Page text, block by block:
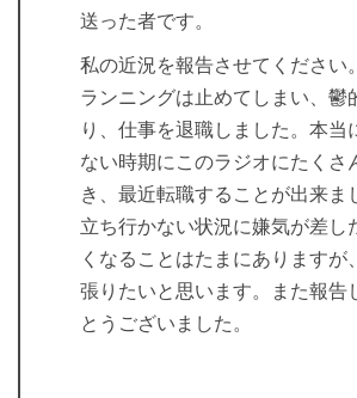
送った者です。
私の近況を報告させてください
ランニングは止めてしまい、鬱
り、仕事を退職しました。本当
ない時期にこのラジオにたくさ
き、最近転職することが出来ま
立ち行かない状況に嫌気が差し
くなることはたまにありますが
張りたいと思います。また報告
とうございました。